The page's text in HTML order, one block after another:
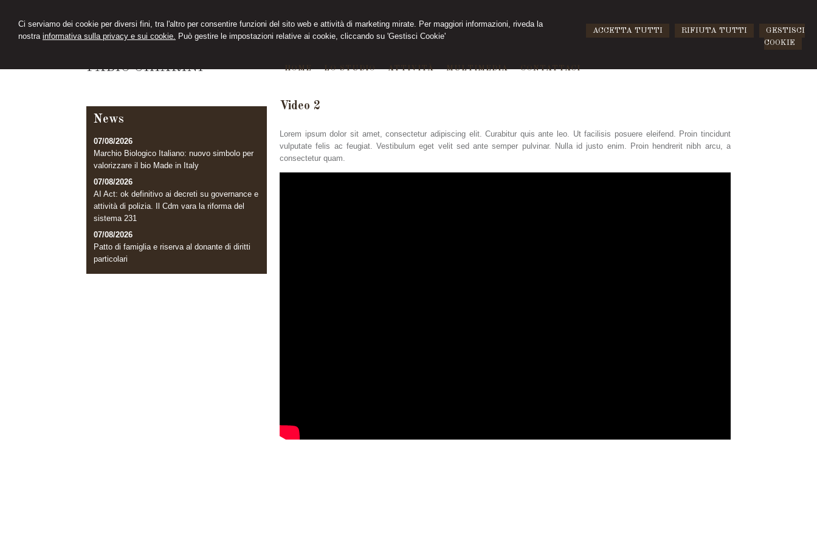
Ci serviamo dei cookie per diversi fini, tra l'altro per consentire funzioni del sito web e attività di marketing mirate. Per maggiori informazioni, riveda la
nostra informativa sulla privacy e sui cookie. Può gestire le impostazioni relative ai cookie, cliccando su 'Gestisci Cookie'
ACCETTA TUTTI RIFIUTA TUTTI
GESTISCI
COOKIE
FABIO CHIARINI HOME LO STUDIO ATTIVITÀ MULTIMEDIA CONTATTACI
Video 2
Lorem ipsum dolor sit amet, consectetur adipiscing elit. Curabitur quis ante leo. Ut facilisis posuere eleifend. Proin tincidunt
vulputate felis ac feugiat. Vestibulum eget velit sed ante semper pulvinar. Nulla id justo enim. Proin hendrerit nibh arcu, a
consectetur quam.
News
07/08/2026
Marchio Biologico Italiano: nuovo simbolo per
valorizzare il bio Made in Italy
07/08/2026
AI Act: ok definitivo ai decreti su governance e
attività di polizia. Il Cdm vara la riforma del
sistema 231
07/08/2026
Patto di famiglia e riserva al donante di diritti
particolari